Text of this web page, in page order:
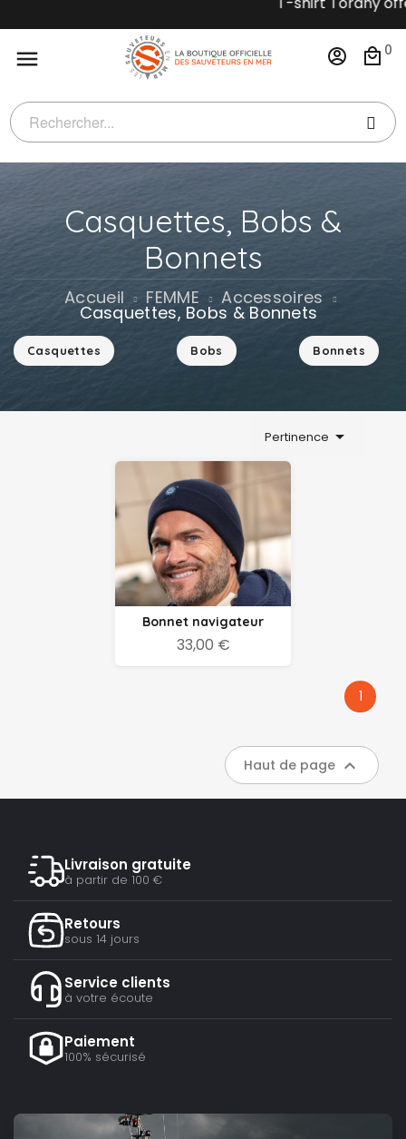
des stocks
 0
Casquettes, Bobs &
Bonnets
Accueil FEMME Accessoires
Casquettes, Bobs & Bonnets
Casquettes Bobs Bonnets
Pertinence 
Bonnet navigateur
33,00 €
1
Haut de page 
Livraison gratuite
à partir de 100 €
Retours
sous 14 jours
Service clients
à votre écoute
Paiement
100% sécurisé